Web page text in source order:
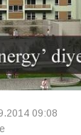
09:08